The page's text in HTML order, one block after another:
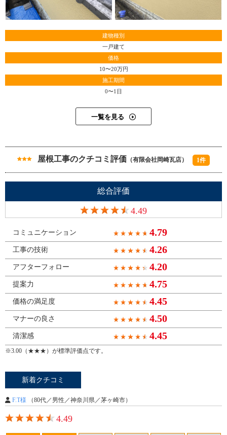
Y14-AZD
建物種別
一戸建て
価格
10〜20万円
施工期間
0〜1日
一覧を見る
屋根工事のクチコミ評価 （有限会社岡崎瓦店） 1件
総合評価
4.49
コミュニケーション 4.79
工事の技術 4.26
アフターフォロー 4.20
提案力 4.75
価格の満足度 4.45
マナーの良さ 4.50
清潔感 4.45
※3.00（★★★）が標準評価点です。
新着クチコミ
F.T様 （80代／男性／神奈川県／茅ヶ崎市）
4.49